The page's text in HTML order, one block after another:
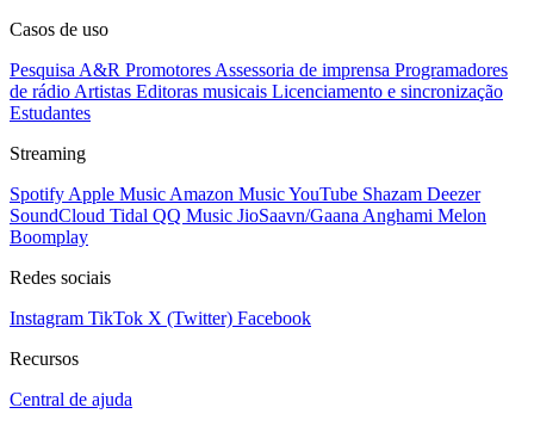
Casos de uso
Pesquisa A&R Promotores Assessoria de imprensa Programadores
de rádio Artistas Editoras musicais Licenciamento e sincronização
Estudantes
Streaming
Spotify Apple Music Amazon MusicYouTube Shazam Deezer
SoundCloud Tidal QQ Music JioSaavn/Gaana Anghami Melon
Boomplay
Redes sociais
Instagram TikTok X (Twitter) Facebook
Recursos
Central de ajuda